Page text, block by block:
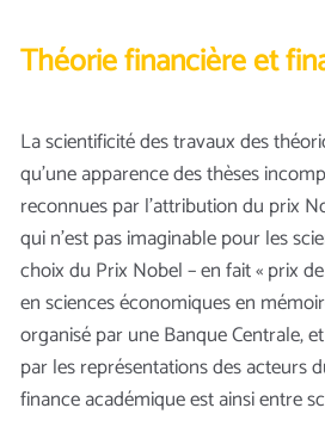
Théorie financière et
La scientificité des travaux des
qu’une apparence des thèses
reconnues par l’attribution du prix
qui n’est pas imaginable pour les
choix du Prix Nobel – en fait « prix
en sciences économiques en
organisé par une Banque Centrale,
par les représentations des acteurs
finance académique est ainsi entre